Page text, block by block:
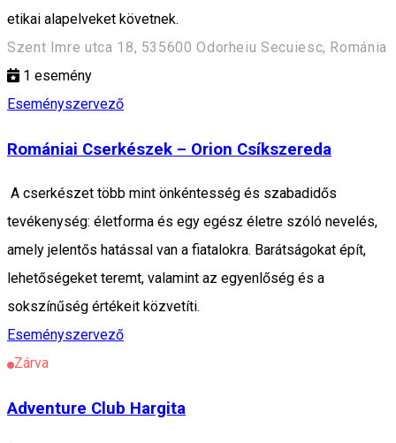
etikai alapelveket követnek.
Szent Imre utca 18, 535600 Odorheiu Secuiesc, Románia
1 esemény
Eseményszervező
Romániai Cserkészek – Orion Csíkszereda
A cserkészet több mint önkéntesség és szabadidős
tevékenység: életforma és egy egész életre szóló nevelés,
amely jelentős hatással van a fiatalokra. Barátságokat épít,
lehetőségeket teremt, valamint az egyenlőség és a
sokszínűség értékeit közvetíti.
Eseményszervező
Zárva
Adventure Club Hargita